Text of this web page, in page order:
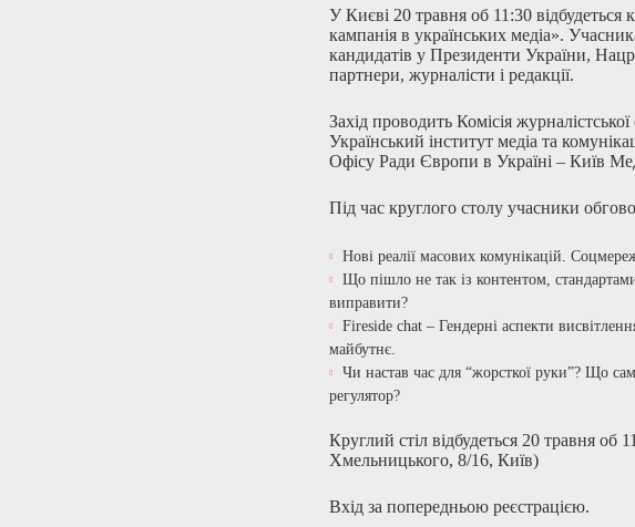
У Києві 20 травня об 11:30 відбудеться
кампанія в українських медіа».
кандидатів у Президенти України,
партнери, журналісти і редакції.
Захід проводить Комісія
Український інститут медіа та
Офісу Ради Європи в Україні – Київ
Під час круглого столу учасники
Нові реалії масових комунікацій.
Що пішло не так із контентом,
виправити?
Fireside chat – Гендерні аспекти
майбутнє.
Чи настав час для “жорсткої руки”? Що
регулятор?
Круглий стіл відбудеться 20 травня об
Хмельницького, 8/16, Київ)
Вхід за попередньою реєстрацією.